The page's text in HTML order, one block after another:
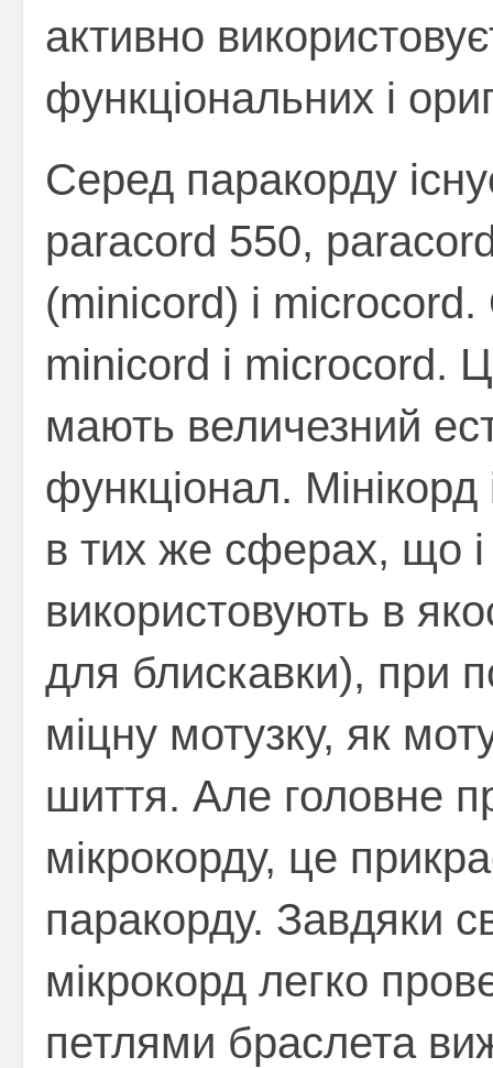
активно
функціональних і
Серед паракорду
paracord 550,
(minicord) і
minicord і microcord.
мають величезний
функціонал. Мінікорд
в тих же сферах, що і
використовують в
для блискавки), при
міцну мотузку, як
шиття. Але головне
мікрокорду, це
паракорду. Завдяки
мікрокорд легко
петлями браслета